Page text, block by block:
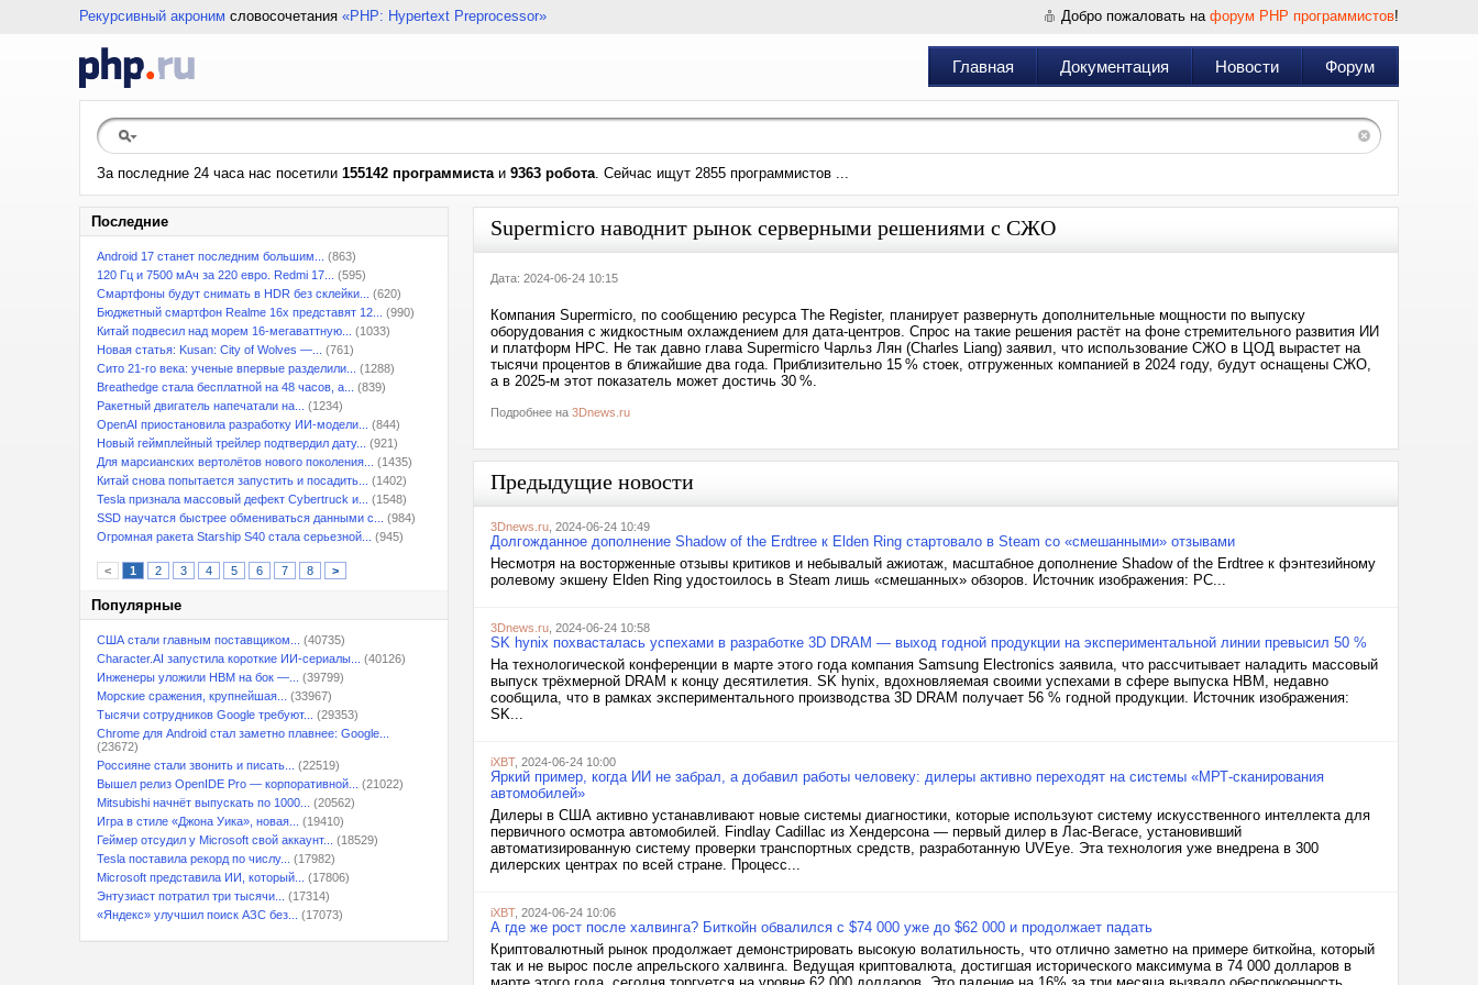
Рекурсивный акроним словосочетания «PHP: Hypertext Preprocessor» Добро пожаловать на форум PHP программистов!
Главная Документация Новости Форум
За последние 24 часа нас посетили 155142 программистаи 9363 робота. Сейчас ищут 2855 программистов ...
Последние
Android 17 станет последним большим...
(863)
120 Гц и 7500 мАч за 220 евро. Redmi 17...
(595)
Смартфоны будут снимать в HDR без склейки...
(620)
Бюджетный смартфон Realme 16x представят 12...
(990)
Китай подвесил над морем 16-мегаваттную...
(1033)
Новая статья: Kusan: City of Wolves —...
(761)
Сито 21-го века: ученые впервые разделили...
(1288)
Breathedge стала бесплатной на 48 часов, а...
(839)
Ракетный двигатель напечатали на...
(1234)
OpenAI приостановила разработку ИИ-модели...
(844)
Новый геймплейный трейлер подтвердил дату...
(921)
Для марсианских вертолётов нового поколения...
(1435)
Китай снова попытается запустить и посадить...
(1402)
Tesla признала массовый дефект Cybertruck и...
(1548)
SSD научатся быстрее обмениваться данными с...
(984)
Огромная ракета Starship S40 стала серьезной...
(945)
< 1 2 3 4 5 6 7 8 >
Популярные
США стали главным поставщиком...
(40735)
Character.AI запустила короткие ИИ-сериалы...
(40126)
Инженеры уложили HBM на бок —...
(39799)
Морские сражения, крупнейшая...
(33967)
Тысячи сотрудников Google требуют...
(29353)
Chrome для Android стал заметно плавнее: Google...
(23672)
Россияне стали звонить и писать...
(22519)
Вышел релиз OpenIDE Pro — корпоративной...
(21022)
Mitsubishi начнёт выпускать по 1000...
(20562)
Игра в стиле «Джона Уика», новая...
(19410)
Геймер отсудил у Microsoft свой аккаунт...
(18529)
Tesla поставила рекорд по числу...
(17982)
Microsoft представила ИИ, который...
(17806)
Энтузиаст потратил три тысячи...
(17314)
«Яндекс» улучшил поиск АЗС без...
(17073)
Supermicro наводнит рынок серверными решениями с СЖО
Дата: 2024-06-24 10:15
Компания Supermicro, по сообщению ресурса The Register, планирует развернуть дополнительные мощности по выпуску
оборудования с жидкостным охлаждением для дата-центров. Спрос на такие решения растёт на фоне стремительного развития ИИ
и платформ НРС. Не так давно глава Supermicro Чарльз Лян (Charles Liang) заявил, что использование СЖО в ЦОД вырастет на
тысячи процентов в ближайшие два года. Приблизительно 15 % стоек, отгруженных компанией в 2024 году, будут оснащены СЖО,
а в 2025-м этот показатель может достичь 30 %.
Подробнее на 3Dnews.ru
Предыдущие новости
3Dnews.ru , 2024-06-24 10:49
Долгожданное дополнение Shadow of the Erdtree к Elden Ring стартовало в Steam со «смешанными» отзывами
Несмотря на восторженные отзывы критиков и небывалый ажиотаж, масштабное дополнение Shadow of the Erdtree к фэнтезийному
ролевому экшену Elden Ring удостоилось в Steam лишь «смешанных» обзоров. Источник изображения: PC...
3Dnews.ru , 2024-06-24 10:58
SK hynix похвасталась успехами в разработке 3D DRAM — выход годной продукции на экспериментальной линии превысил 50 %
На технологической конференции в марте этого года компания Samsung Electronics заявила, что рассчитывает наладить массовый
выпуск трёхмерной DRAM к концу десятилетия. SK hynix, вдохновляемая своими успехами в сфере выпуска HBM, недавно
сообщила, что в рамках экспериментального производства 3D DRAM получает 56 % годной продукции. Источник изображения:
SK...
iXBT, 2024-06-24 10:00
Яркий пример, когда ИИ не забрал, а добавил работы человеку: дилеры активно переходят на системы «МРТ-сканирования
автомобилей»
Дилеры в США активно устанавливают новые системы диагностики, которые используют систему искусственного интеллекта для
первичного осмотра автомобилей. Findlay Cadillac из Хендерсона — первый дилер в Лас-Вегасе, установивший
автоматизированную систему проверки транспортных средств, разработанную UVEye. Эта технология уже внедрена в 300
дилерских центрах по всей стране. Процесс...
iXBT, 2024-06-24 10:06
А где же рост после халвинга? Биткойн обвалился с $74 000 уже до $62 000 и продолжает падать
Криптовалютный рынок продолжает демонстрировать высокую волатильность, что отлично заметно на примере биткойна, который
так и не вырос после апрельского халвинга. Ведущая криптовалюта, достигшая исторического максимума в 74 000 долларов в